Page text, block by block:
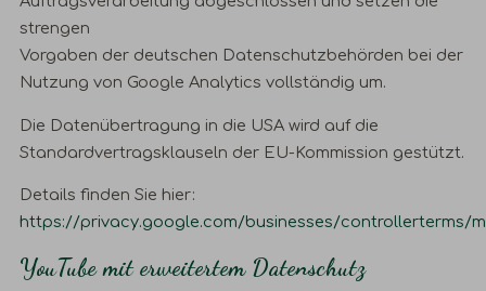
strengen
Vorgaben der deutschen Datenschutzbehörden bei der
Nutzung von Google Analytics vollständig um.
Die Datenübertragung in die USA wird auf die
Standardvertragsklauseln der EU-Kommission gestützt.
Details finden Sie hier:
https://privacy.google.com/businesses/controllerterms/
YouTube mit erweitertem Datenschutz